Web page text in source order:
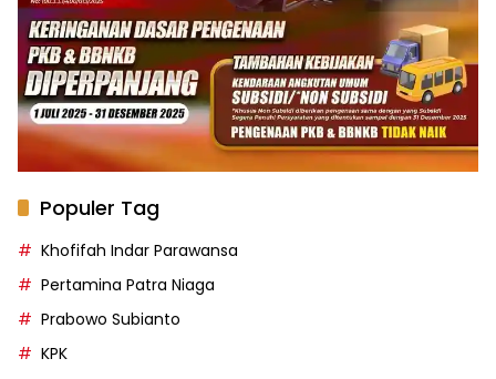
Populer Tag
Khofifah Indar Parawansa
Pertamina Patra Niaga
Prabowo Subianto
KPK